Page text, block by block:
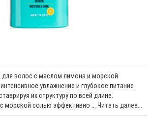
для волос с маслом лимона и морской
увлажнение и глубокое питание
их структуру по всей длине.
морской солью эффективно ... Читать далее...